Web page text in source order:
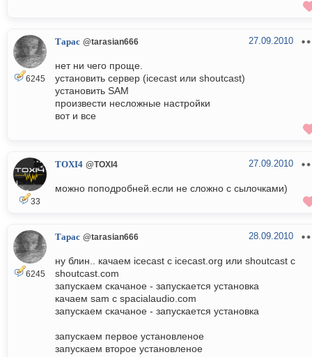
6245
Тарас @tarasian666 27.09.2010
нет ни чего проще.
установить сервер (icecast или shoutcast)
установить SAM
произвести несложные настройки
вот и все
33
TOXI4 @TOXI4 27.09.2010
можно поподробней.если не сложно с сылочками)
6245
Тарас @tarasian666 28.09.2010
ну блин.. качаем icecast с icecast.org или shoutcast с
shoutcast.com
запускаем скачаное - запускается установка
качаем sam с spacialaudio.com
запускаем скачаное - запускается установка
запускаем первое установленое
запускаем второе установленое